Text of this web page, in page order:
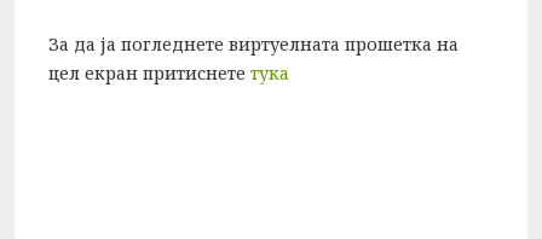
За да ја погледнете виртуелната прошетка на
цел екран притиснете тука